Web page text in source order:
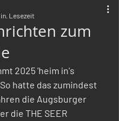
zum
Lesezeit
2025 'heim in's
hatte das zumindest
die Augsburger
die THE SEER